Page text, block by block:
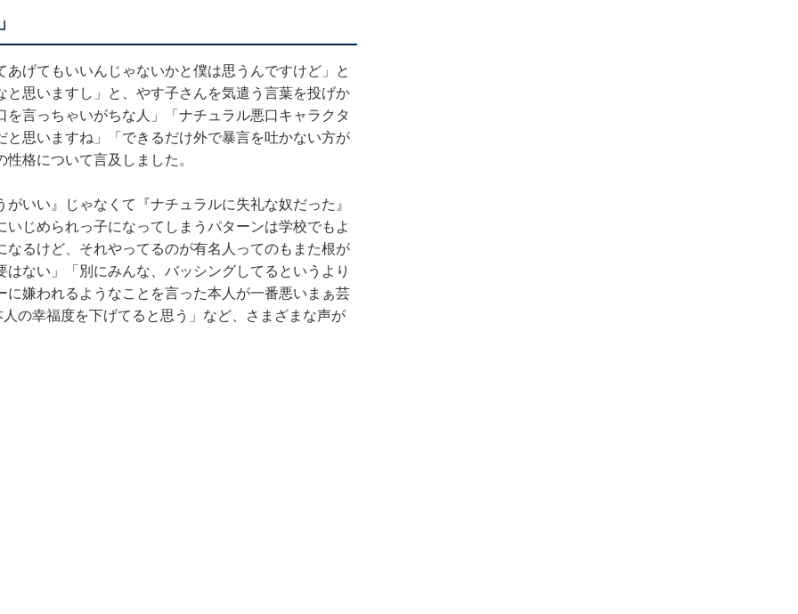
げてもいいんじゃないかと僕は思うんですけど」と
思いますし」と、やす子さんを気遣う言葉を投げか
言っちゃいがちな人」「ナチュラル悪口キャラクタ
思いますね」「できるだけ外で暴言を吐かない方が
格について言及しました。
いい』じゃなくて『ナチュラルに失礼な奴だった』
じめられっ子になってしまうパターンは学校でもよ
るけど、それやってるのが有名人ってのもまた根が
ない」「別にみんな、バッシングしてるというより
嫌われるようなことを言った本人が一番悪いまぁ芸
の幸福度を下げてると思う」など、さまざまな声が